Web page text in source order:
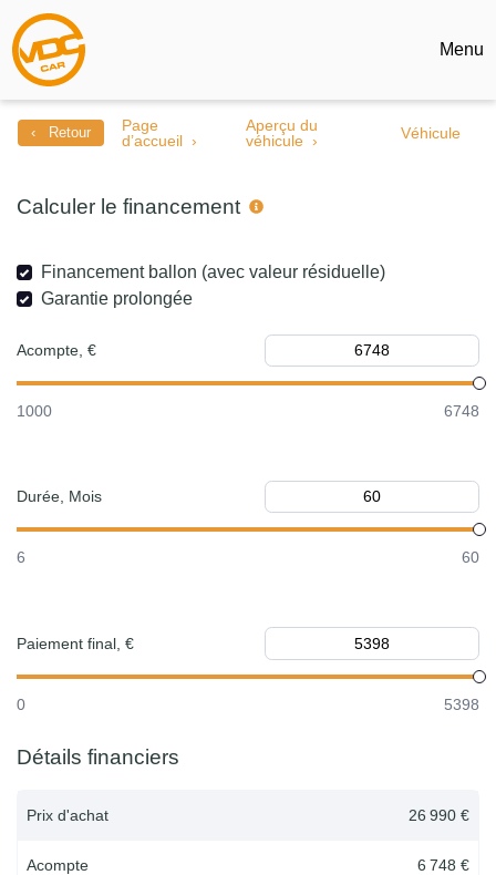
Menu
‹ Retour
Page
d’accueil
Aperçu du
véhicule
Véhicule
Calculer le financement
Financement ballon (avec valeur résiduelle)
Garantie prolongée
Acompte, €
1000 6748
Durée, Mois
6 60
Paiement final, €
0 5398
Détails financiers
Prix d'achat 26 990 €
Acompte 6 748 €